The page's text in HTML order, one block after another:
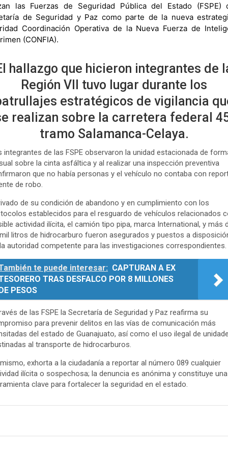
las Fuerzas de Seguridad Pública del Estado (FSPE)
de Seguridad y Paz como parte de la nueva
Coordinación Operativa de la Nueva Fuerza de
(CONFIA).
hallazgo que hicieron integrantes de
Región VII tuvo lugar durante los
estratégicos de vigilancia
realizan sobre la carretera federal
tramo Salamanca-Celaya.
integrantes de las FSPE observaron la unidad estacionada de
sobre la cinta asfáltica y al realizar una inspección preventiva
que no había personas y el vehículo no contaba con
de robo.
de su condición de abandono y en cumplimiento con los
establecidos para el resguardo de vehículos relacionados
actividad ilícita, el camión tipo pipa, marca International, y más
litros de hidrocarburo fueron asegurados y puestos a
autoridad competente para las investigaciones correspondientes.
te puede interesar: CAPTURAN A EX
TRAS DESFALCO POR 8 MILLONES
PESOS
de las FSPE la Secretaría de Seguridad y Paz reafirma su
para prevenir delitos en las vías de comunicación más
del estado de Guanajuato, así como el uso ilegal de
al transporte de hidrocarburos.
exhorta a la ciudadanía a reportar al número 089 cualquier
ilícita o sospechosa; la denuncia es anónima y constituye una
clave para fortalecer la seguridad en el estado.